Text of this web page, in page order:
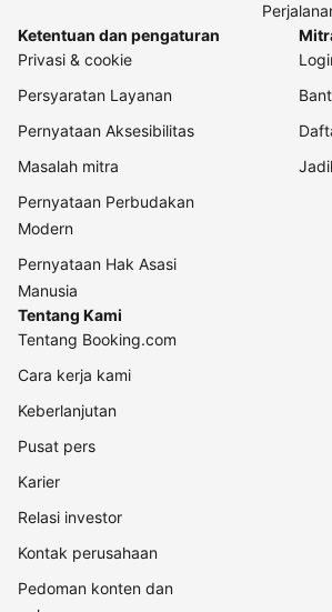
Ketentuan dan pengaturan
Privasi & cookie
Persyaratan Layanan
Pernyataan Aksesibilitas
Masalah mitra
Pernyataan Perbudakan
Modern
Pernyataan Hak Asasi
Manusia
Tentang Kami
Tentang Booking.com
Cara kerja kami
Keberlanjutan
Pusat pers
Karier
Relasi investor
Kontak perusahaan
Pedoman konten dan